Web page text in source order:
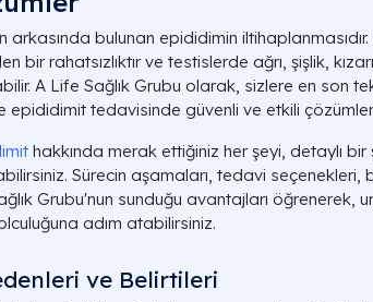
arkasında bulunan epididimin
bir rahatsızlıktır ve testislerde ağrı, şişlik,
A Life Sağlık Grubu olarak, sizlere en son
epididimit tedavisinde güvenli ve etkili
hakkında merak ettiğiniz her şeyi, detaylı bir
Sürecin aşamaları, tedavi seçenekleri,
Grubu'nun sunduğu avantajları öğrenerek,
adım atabilirsiniz.
ve Belirtileri